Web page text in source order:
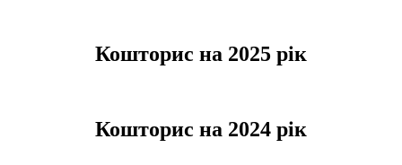
Кошторис на 2025 рік
Кошторис на 2024 рік